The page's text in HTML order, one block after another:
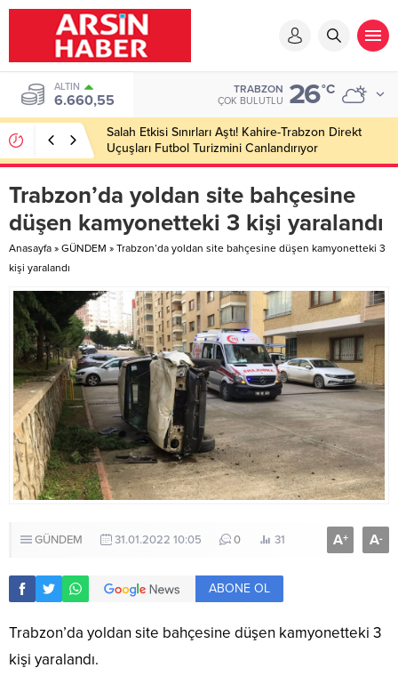
ALTIN
6.660,55
TRABZON
ÇOK BULUTLU 26°C
Salah Etkisi Sınırları Aştı! Kahire-Trabzon Direkt
Uçuşları Futbol Turizmini Canlandırıyor
Trabzon’da yoldan site bahçesine
düşen kamyonetteki 3 kişi yaralandı
Anasayfa » GÜNDEM » Trabzon’da yoldan site bahçesine düşen kamyonetteki 3
kişi yaralandı
GÜNDEM 31.01.2022 10:05 0 31 A+ A-
ABONE OL
Trabzon’da yoldan site bahçesine düşen kamyonetteki 3
kişi yaralandı.